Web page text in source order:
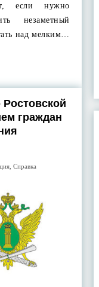
если нужно
незаметный
над мелким…
граждан
, Справка